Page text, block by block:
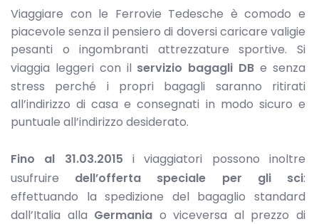
Viaggiare con le Ferrovie Tedesche è comodo e
piacevole senza il pensiero di doversi caricare valigie
pesanti o ingombranti attrezzature sportive. Si
viaggia leggeri con il servizio bagagli DB e senza
stress perché i propri bagagli saranno ritirati
all’indirizzo di casa e consegnati in modo sicuro e
puntuale all’indirizzo desiderato.
Fino al 31.03.2015 i viaggiatori possono inoltre
usufruire dell’offerta speciale per gli sci:
effettuando la spedizione del bagaglio standard
dall’Italia alla Germania o viceversa al prezzo di